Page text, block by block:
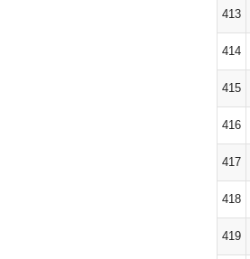
413
414
415
416
417
418
419